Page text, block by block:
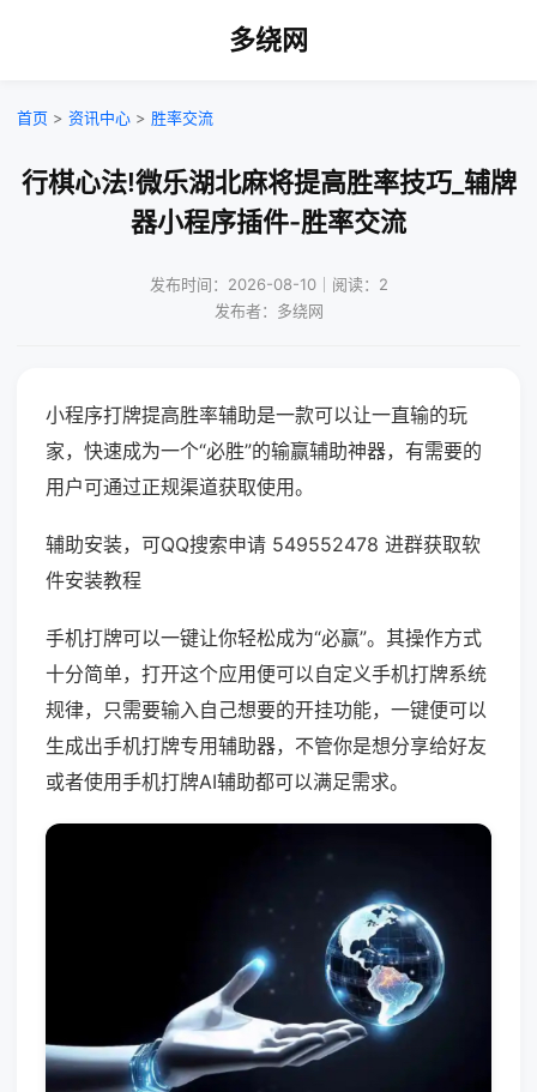
多绕网
首页 > 资讯中心 > 胜率交流
行棋心法!微乐湖北麻将提高胜率技巧_辅牌
器小程序插件-胜率交流
发布时间：2026-08-10｜阅读：2
发布者：多绕网
小程序打牌提高胜率辅助是一款可以让一直输的玩
家，快速成为一个“必胜”的输赢辅助神器，有需要的
用户可通过正规渠道获取使用。
辅助安装，可QQ搜索申请 549552478 进群获取软
件安装教程
手机打牌可以一键让你轻松成为“必赢”。其操作方式
十分简单，打开这个应用便可以自定义手机打牌系统
规律，只需要输入自己想要的开挂功能，一键便可以
生成出手机打牌专用辅助器，不管你是想分享给好友
或者使用手机打牌AI辅助都可以满足需求。